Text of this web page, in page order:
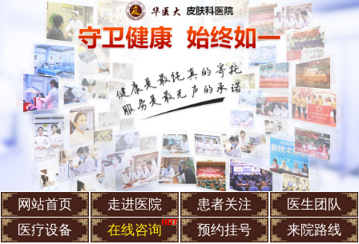
网站首页 走进医院 患者关注
医生团队
医疗设备
在线咨询 预约挂号 来院路线